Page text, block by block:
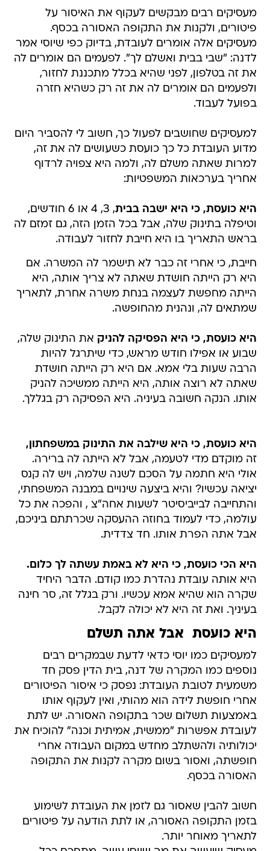
מעסיקים רבים מבקשים לעקוף את האיסור על
פיטורים, ולקנות את התקופה האסורה בכסף.
מעסיקים אלה אומרים לעובדת, בדיוק כפי שיוסי אמר
לדנה: "שבי בבית ואשלם לך". לפעמים הם אומרים לה
את זה בטלפון, לפני שהיא בכלל מתכננת לחזור,
ולפעמים הם אומרים לה את זה רק כשהיא חזרה
בפועל לעבוד.
למעסיקים שחושבים לפעול כך, חשוב לי להסביר היום
מדוע העובדת כל כך כועסת כשעושים לה את זה,
למרות שאתה משלם לה, ולמה היא צפויה לרדוף
אחריך בערכאות המשפטיות:
היא כועסת, כי היא ישבה בבית
, 3, 4 או 6 חודשים,
וטיפלה בתינוק שלה, אבל בכל הזמן הזה, גם זמזם לה
בראש התאריך בו היא חייבת לחזור לעבודה.
חייבת, כי אחרי זה כבר לא תישמר לה המשרה. אם
היא רק הייתה חושדת שאתה לא צריך אותה, היא
הייתה מחפשת לעצמה בנחת משרה אחרת, לתאריך
שמתאים לה, ונהנית מהחופשה.
היא כועסת, כי היא הפסיקה להניק את התינוק שלה,
שבוע או אפילו חודש מראש, כדי שיתרגל להיות
הרבה שעות בלי אמא. אם היא רק הייתה חושדת
שאתה לא רוצה אותה, היא הייתה ממשיכה להניק
אותו. הנקה חשובה בעיניה. היא הפסיקה רק בגללך.
היא כועסת, כי היא שילבה את התינוק במשפחתון,
זה מוקדם מדי לטעמה, אבל לא הייתה לה ברירה.
אולי היא חתמה על הסכם לשנה שלמה, ויש לה קנס
יציאה עכשיו? והיא ביצעה שינויים במבנה המשפחתי,
והתחייבה לבייביסיטר לשעות אחה"צ , והפכה את כל
עולמה, כדי לעמוד בחוזה ההעסקה שכרתתם ביניכם,
אבל אתה הפרת אותו. חד צדדית.
היא הכי כועסת, כי היא לא באמת עשתה לך כלום.
היא אותה עובדת נהדרת כמו קודם. הדבר היחיד
שקרה הוא שהיא אמא עכשיו. ורק בגלל זה, סר חינה
בעיניך. ואת זה היא לא יכולה לקבל.
היא כועסת  אבל אתה תשלם
למעסיקים כמו יוסי כדאי לדעת שבמקרים רבים
נוספים כמו המקרה של דנה, בית הדין פסק חד
משמעית לטובת העובדת: נפסק כי איסור הפיטורים
אחרי חופשת לידה הוא מהותי, ואין לעקוף אותו
באמצעות תשלום שכר בתקופה האסורה. יש לתת
לעובדת אפשרות "ממשית, אמיתית וכנה" להוכיח את
יכולותיה ולהשתלב מחדש במקום העבודה אחרי
חופשתה, ואסור בשום מקרה לקנות את התקופה
האסורה בכסף.
חשוב להבין שאסור גם לזמן את העובדת לשימוע
בזמן התקופה האסורה, או לתת הודעה על פיטורים
לתאריך מאוחר יותר.